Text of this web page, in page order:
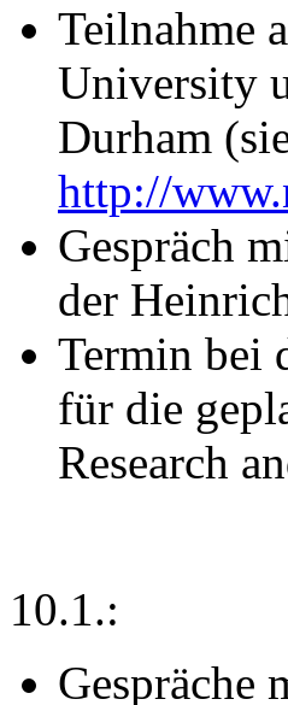
Teilnahme
University
Durham
http://
Gespräch
der
Termin bei
für die
Research
10.1.:
Gespräche